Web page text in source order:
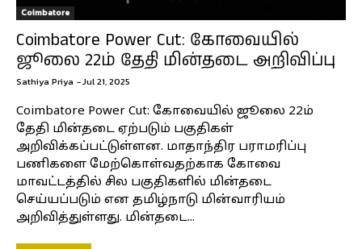
Coimbatore
Coimbatore Power Cut: கோவையில்
ஜூலை 22ம் தேதி மின்தடை அறிவிப்பு
Sathiya Priya -Jul 21, 2025
Coimbatore Power Cut: கோவையில் ஜூலை 22ம்
தேதி மின்தடை ஏற்படும் பகுதிகள்
அறிவிக்கப்பட்டுள்ளன. மாதாந்திர பராமரிப்பு
பணிகளை மேற்கொள்வதற்காக கோவை
மாவட்டத்தில் சில பகுதிகளில் மின்தடை
செய்யப்படும் என தமிழ்நாடு மின்வாரியம்
அறிவித்துள்ளது. மின்தடை...